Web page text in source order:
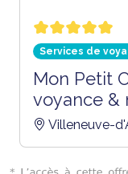
Services de
Mon Petit
voyance &
Villeneuve-